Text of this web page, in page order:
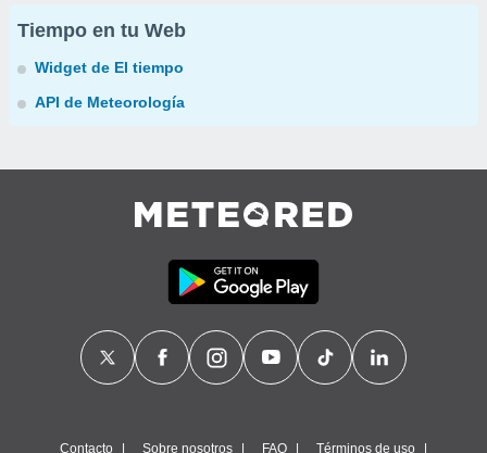
Tiempo en tu Web
Widget de El tiempo
API de Meteorología
Contacto Sobre nosotros FAQ Términos de uso